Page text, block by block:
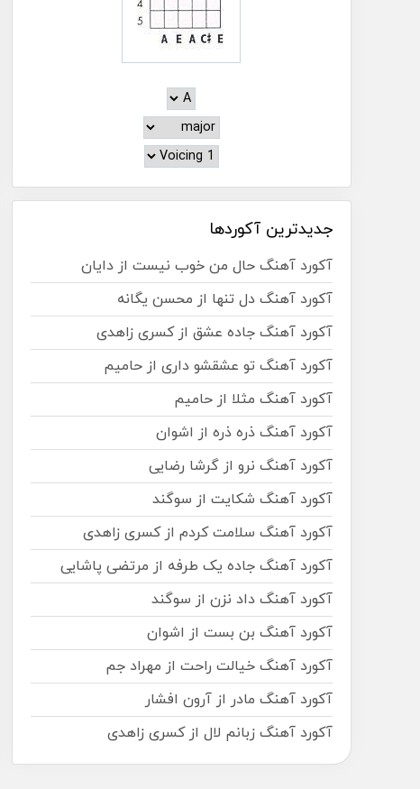
جدیدترین آکوردها
آکورد آهنگ حال من خوب نیست از دایان
آکورد آهنگ دل تنها از محسن یگانه
آکورد آهنگ جاده عشق از کسری زاهدی
آکورد آهنگ تو عشقشو داری از حامیم
آکورد آهنگ مثلا از حامیم
آکورد آهنگ ذره ذره از اشوان
آکورد آهنگ نرو از گرشا رضایی
آکورد آهنگ شکایت از سوگند
آکورد آهنگ سلامت کردم از کسری زاهدی
آکورد آهنگ جاده یک طرفه از مرتضی پاشایی
آکورد آهنگ داد نزن از سوگند
آکورد آهنگ بن بست از اشوان
آکورد آهنگ خیالت راحت از مهراد جم
آکورد آهنگ مادر از آرون افشار
آکورد آهنگ زبانم لال از کسری زاهدی